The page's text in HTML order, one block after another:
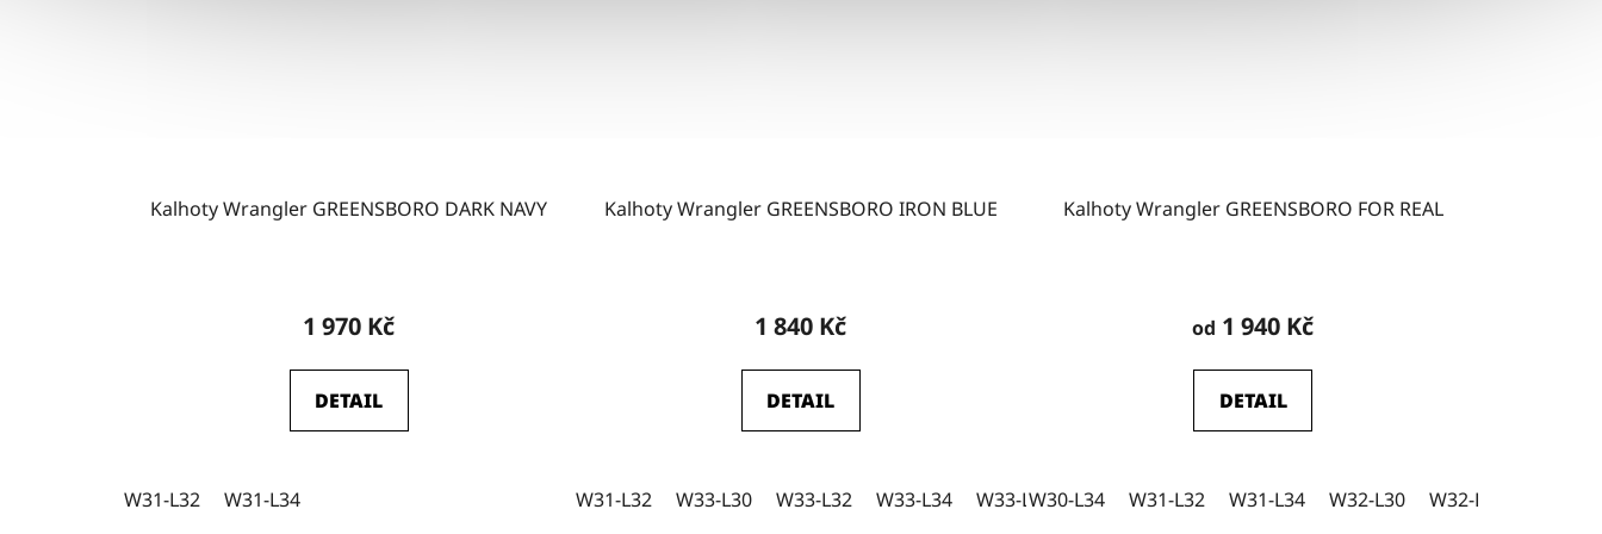
Kalhoty Wrangler GREENSBORO DARK NAVY
1 970 Kč
DETAIL
W31-L32 W31-L34
Kalhoty Wrangler GREENSBORO IRON BLUE
hodnocení
je
4,5
hvězdiček.
1 840 Kč
DETAIL
W31-L32 W33-L30 W33-L32 W33-L34 W33-L36 W34-L30 W34-L32 W34-L34 W36-L30 W36-L32
Kalhoty Wrangler GREENSBORO FOR REAL
hodnocení
je
5,0
hvězdiček.
od 1 940 Kč
DETAIL
W30-L34 W31-L32 W31-L34 W32-L30 W32-L32